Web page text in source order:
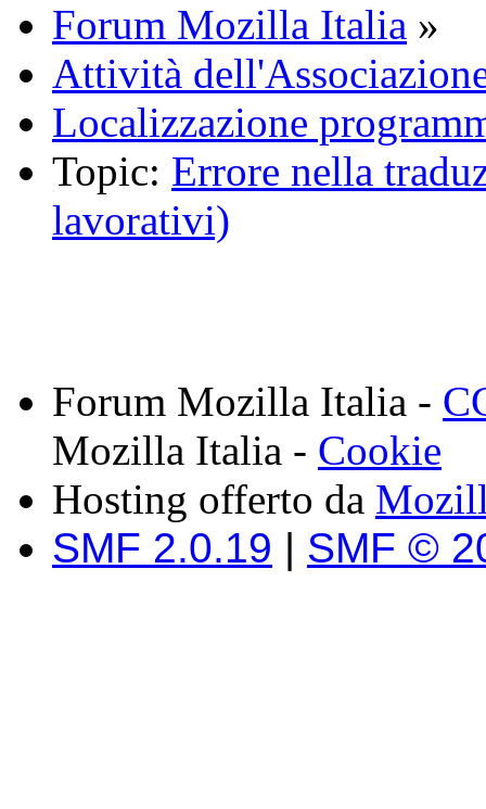
Forum Mozilla Italia »
Attività
Localizzazione
Topic: Errore nella
lavorativi)
Forum Mozilla Italia -
Mozilla Italia - Cookie
Hosting offerto da
SMF 2.0.19 | SMF ©